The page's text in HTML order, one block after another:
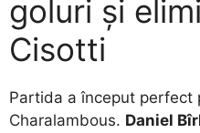
goluri și
Cisotti
Partida a început perfect
Charalambous. Daniel